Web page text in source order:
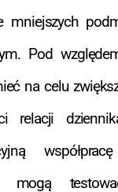
mniejszych
Pod
na celu
relacji
mogą